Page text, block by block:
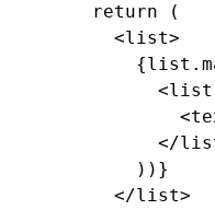
    return
(
      <
list>
        {
list
          <
            <
          </
        ))}
      </
list>